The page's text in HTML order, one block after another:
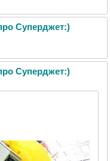
Суперджет:)
Суперджет:)